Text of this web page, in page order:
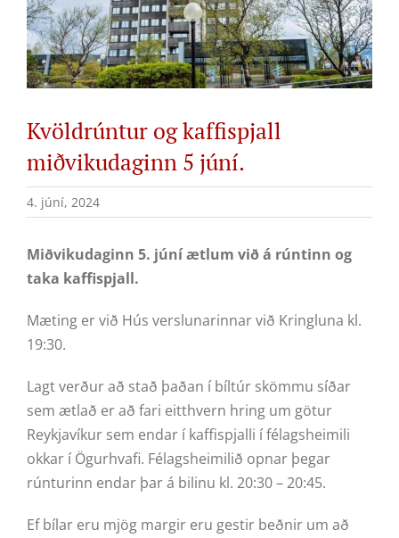
Kvöldrúntur og kaffispjall
miðvikudaginn 5 júní.
4. júní, 2024
Miðvikudaginn 5. júní ætlum við á rúntinn og
taka kaffispjall.
Mæting er við Hús verslunarinnar við Kringluna kl.
19:30.
Lagt verður að stað þaðan í bíltúr skömmu síðar
sem ætlað er að fari eitthvern hring um götur
Reykjavíkur sem endar í kaffispjalli í félagsheimili
okkar í Ögurhvafi. Félagsheimilið opnar þegar
rúnturinn endar þar á bilinu kl. 20:30 – 20:45.
Ef bílar eru mjög margir eru gestir beðnir um að